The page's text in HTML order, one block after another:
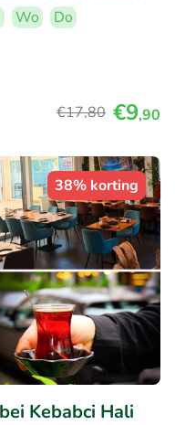
Wo
Do
€17,80 €9,90
38% korting
Kebabci Hali